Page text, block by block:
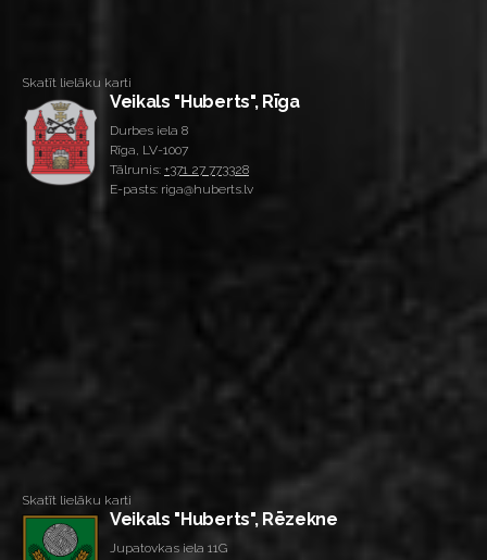
Skatīt lielāku karti
Veikals "Huberts", Rīga
Durbes iela 8
Rīga, LV-1007
Tālrunis: +371 27 773328
E-pasts: riga@huberts.lv
Skatīt lielāku karti
Veikals "Huberts", Rēzekne
Jupatovkas iela 11G